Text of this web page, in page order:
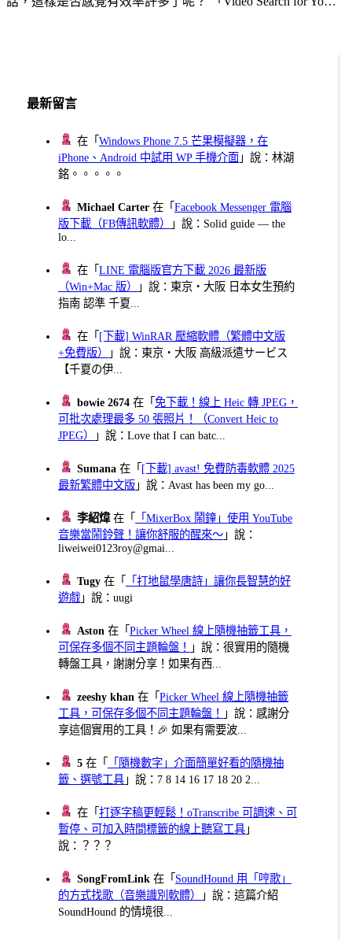
最新留言
在「Windows Phone 7.5 芒果模擬器，在
iPhone、Android 中試用 WP 手機介面 」說：林湖
銘。。。。。
Michael Carter 在「Facebook Messenger 電腦
版下載（FB傳訊軟體）
」說：Solid guide — the
lo...
在「LINE 電腦版官方下載 2026 最新版
（Win+Mac 版）
」說：東京・大阪 日本女生預約
指南 認準 千夏...
在「 [下載] WinRAR 壓縮軟體（繁體中文版
+免費版）
」說：東京・大阪 高級派遣サービス
【千夏の伊...
bowie 2674 在「免下載！線上 Heic 轉 JPEG，
可批次處理最多 50 張照片！（Convert Heic to
JPEG）
」說：Love that I can batc...
Sumana 在「 [下載] avast! 免費防毒軟體 2025
最新繁體中文版 」說：Avast has been my go...
李紹煒在「
「MixerBox 鬧鐘」使用 YouTube
音樂當鬧鈴聲！讓你舒服的醒來～ 」說：
liweiwei0123roy@gmai...
Tugy 在「
「打地鼠學唐詩」讓你長智慧的好
遊戲 」說：uugi
Aston 在「Picker Wheel 線上隨機抽籤工具，
可保存多個不同主題輪盤！
」說：很實用的隨機
轉盤工具，謝謝分享！如果有西...
zeeshy khan 在「Picker Wheel 線上隨機抽籤
工具，可保存多個不同主題輪盤！
」說：感謝分
享這個實用的工具！🎉 如果有需要波...
5 在「
「隨機數字」介面簡單好看的隨機抽
籤、選號工具 」說：7 8 14 16 17 18 20 2...
在「打逐字稿更輕鬆！oTranscribe 可調速、可
暫停、可加入時間標籤的線上聽寫工具 」
說：？？？
SongFromLink 在「 SoundHound 用「哼歌」
的方式找歌（音樂識別軟體）
」說：這篇介紹
SoundHound 的情境很...